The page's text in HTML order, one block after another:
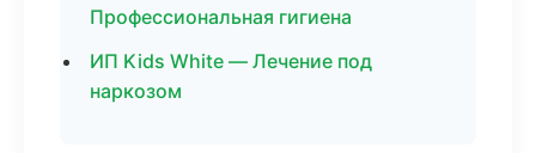
Профессиональная гигиена
ИП Kids White — Лечение под
наркозом